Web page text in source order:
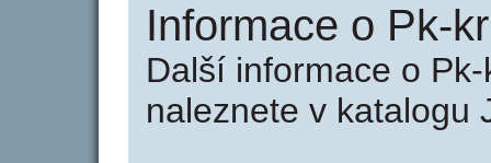
Informace o Pk-
Další informace o
naleznete v katalogu